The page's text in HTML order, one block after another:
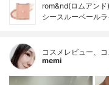
rom&nd(ロムアンド)
シースルーベール
コスメレビュー、
memi